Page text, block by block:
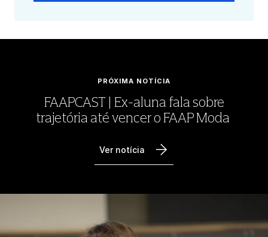
PRÓXIMA NOTÍCIA
FAAPCAST | Ex-aluna fala sobre
trajetória até vencer o FAAP Moda
Ver notícia